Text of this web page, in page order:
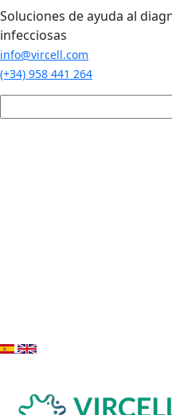
Pasar al contenido principal
Soluciones de ayuda al
infecciosas
info@vircell.com
(+34) 958 441 264